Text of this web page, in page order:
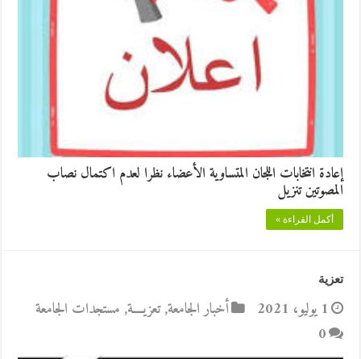
إعادة انتخابات اللجان المتساوية الأعضاء نظرا لعدم اكتمال نصاب
المصوتين تنزيل
أكمل القراءة »
تعزية
1 يوليو، 2021 أخبار الجامعة,تعزيــــة, مستجدات الجامعة
0